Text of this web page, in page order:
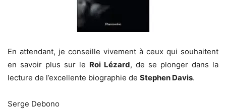
En attendant, je conseille vivement à ceux qui souhaitent
en savoir plus sur le Roi Lézard, de se plonger dans la
lecture de l’excellente biographie de Stephen Davis.
Serge Debono